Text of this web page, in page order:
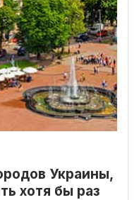
Украины,
хотя бы раз